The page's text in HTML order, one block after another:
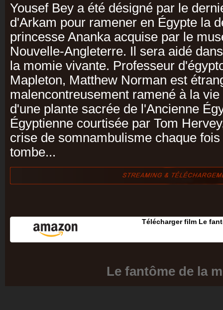
Yousef Bey a été désigné par le
d'Arkam pour ramener en Égypte la
princesse Ananka acquise par le
Nouvelle-Angleterre. Il sera aidé
la momie vivante. Professeur
Mapleton, Matthew Norman est
malencontreusement ramené à la
d'une plante sacrée de l'Ancienne
Égyptienne courtisée par Tom
crise de somnambulisme chaque
tombe...
Télécharger film Le
Le fantôme de la